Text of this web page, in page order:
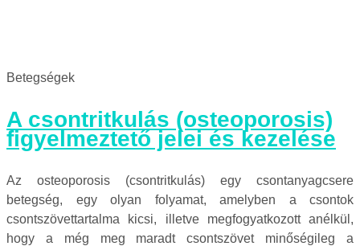
Betegségek
A csontritkulás (osteoporosis)
figyelmeztető jelei és kezelése
Az osteoporosis (csontritkulás) egy csontanyagcsere
betegség, egy olyan folyamat, amelyben a csontok
csontszövettartalma kicsi, illetve megfogyatkozott anélkül,
hogy a még meg maradt csontszövet minőségileg a